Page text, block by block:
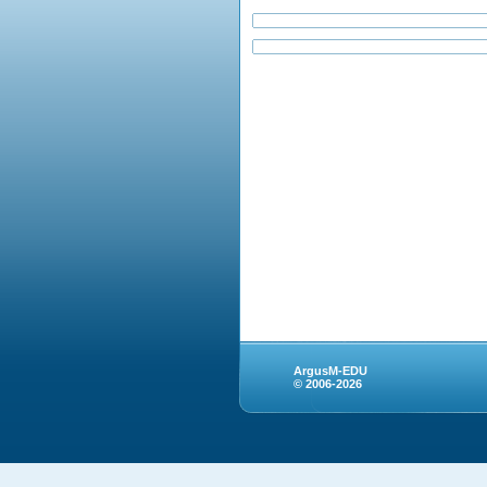
ArgusM-EDU
© 2006-2026